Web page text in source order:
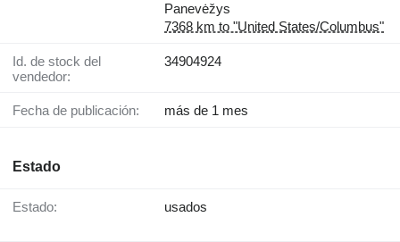
Panevėžys
7368 km to "United States/Columbus"
Id. de stock del
vendedor:
34904924
Fecha de publicación: más de 1 mes
Estado
Estado: usados